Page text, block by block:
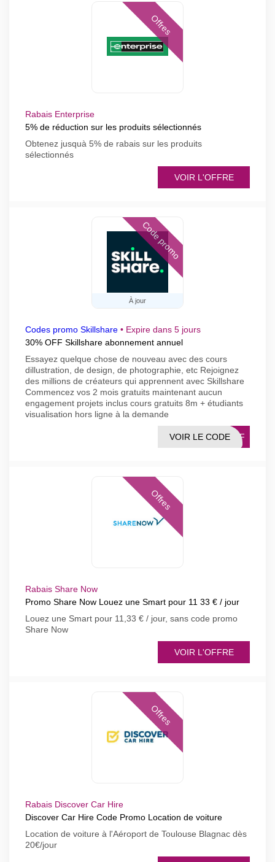
Offres
Rabais Enterprise
5% de réduction sur les produits sélectionnés
Obtenez jusquà 5% de rabais sur les produits
sélectionnés
VOIR L'OFFRE
À jour
Code promo
Codes promo Skillshare • Expire dans 5 jours
30% OFF Skillshare abonnement annuel
Essayez quelque chose de nouveau avec des cours
dillustration, de design, de photographie, etc Rejoignez
des millions de créateurs qui apprennent avec Skillshare
Commencez vos 2 mois gratuits maintenant aucun
engagement projets inclus cours gratuits 8m + étudiants
visualisation hors ligne à la demande
0AFF
VOIR LE CODE
Offres
Rabais Share Now
Promo Share Now Louez une Smart pour 11 33 € / jour
Louez une Smart pour 11,33 € / jour, sans code promo
Share Now
VOIR L'OFFRE
Offres
Rabais Discover Car Hire
Discover Car Hire Code Promo Location de voiture
Location de voiture à l'Aéroport de Toulouse Blagnac dès
20€/jour